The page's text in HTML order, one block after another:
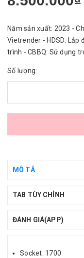
Năm sản xuất: 2023 -
Vietrender - HDSD: Lắp
trình - CBBQ: Sử dụng
Số lượng:
MÔ TẢ
TAB TÙY CHỈNH
ĐÁNH GIÁ(APP)
Socket: 1700